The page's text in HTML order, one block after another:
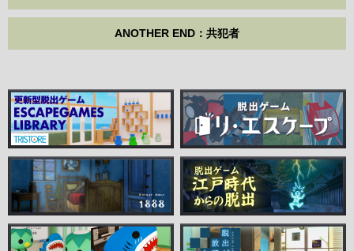
ANOTHER END：共犯者